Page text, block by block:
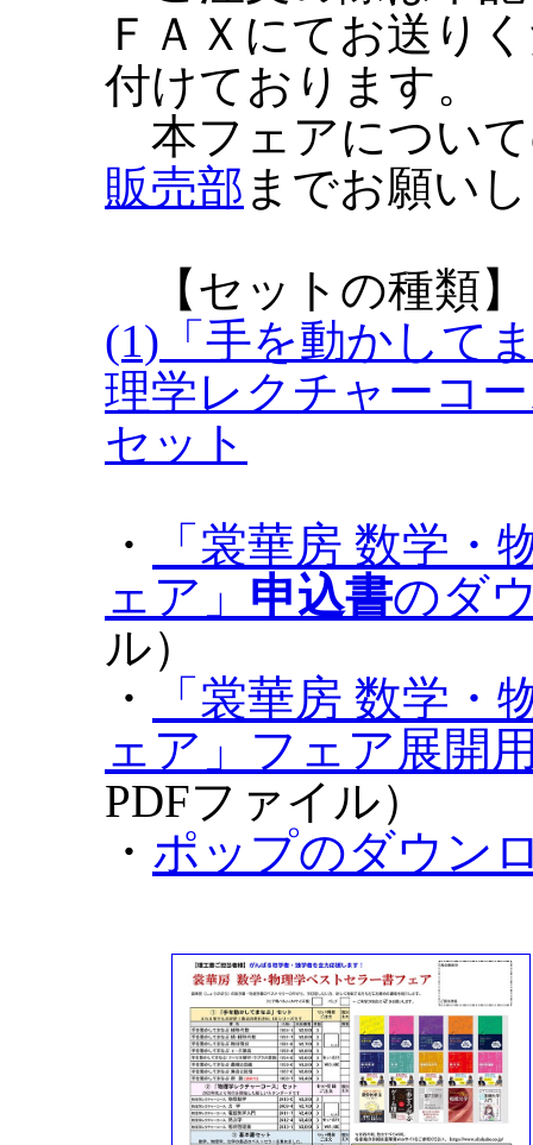
ＦＡＸにてお送り
付けております。
本フェアについ
販売部 までお願い
【セットの種類】
(1)「手を動かして
理学レクチャーコ
セット
・
「裳華房 数学
ェア」 申込書のダ
ル）
・
「裳華房 数学
ェア」フェア展開
PDFファイル）
・ ポップのダウン